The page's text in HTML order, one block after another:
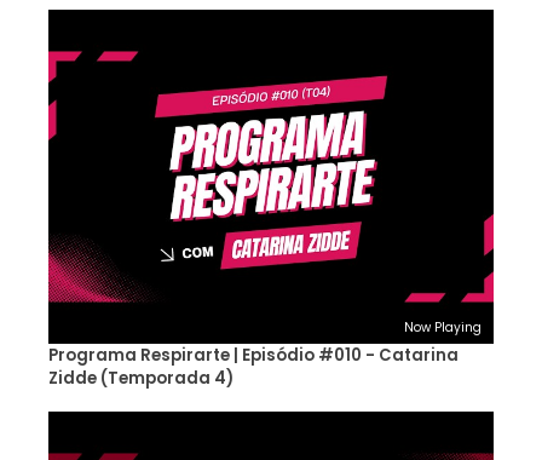
Now Playing
Programa Respirarte | Episódio #010 - Catarina
Zidde (Temporada 4)